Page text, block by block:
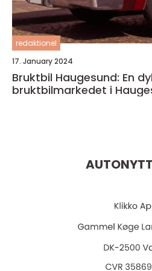
redaktionel
17. January 2024
Bruktbil Haugesund: En
bruktbilmarkedet i